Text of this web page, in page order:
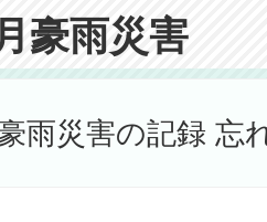
豪雨災害
雨災害の記録 忘